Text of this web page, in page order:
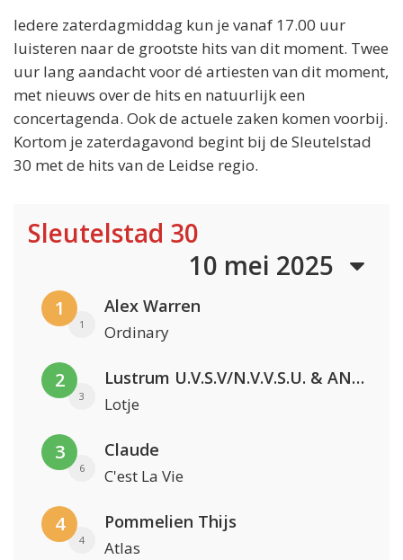
Iedere zaterdagmiddag kun je vanaf 17.00 uur
luisteren naar de grootste hits van dit moment. Twee
uur lang aandacht voor dé artiesten van dit moment,
met nieuws over de hits en natuurlijk een
concertagenda. Ook de actuele zaken komen voorbij.
Kortom je zaterdagavond begint bij de Sleutelstad
30 met de hits van de Leidse regio.
Sleutelstad 30
10 mei 2025
1
1
Alex Warren
Ordinary
2
3
Lustrum U.V.S.V/N.V.V.S.U. & ANNO ONS & Jopke van Dobbenburgh & Roeland Beelen
Lotje
3
6
Claude
C'est La Vie
4
4
Pommelien Thijs
Atlas